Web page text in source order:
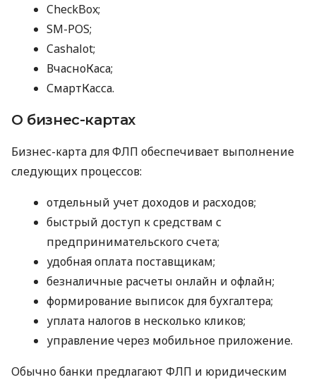
CheckBox;
SM-POS;
Cashalot;
ВчасноКаса;
СмартКасса.
О бизнес-картах
Бизнес-карта для ФЛП обеспечивает выполнение
следующих процессов:
отдельный учет доходов и расходов;
быстрый доступ к средствам с
предпринимательского счета;
удобная оплата поставщикам;
безналичные расчеты онлайн и офлайн;
формирование выписок для бухгалтера;
уплата налогов в несколько кликов;
управление через мобильное приложение.
Обычно банки предлагают ФЛП и юридическим